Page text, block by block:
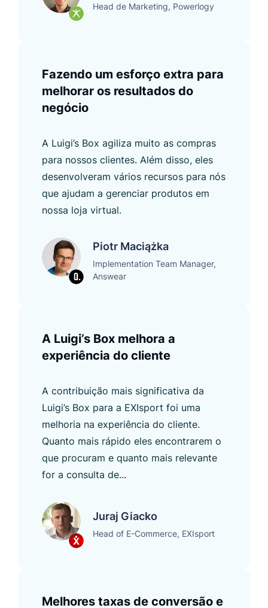
Head de Marketing, Powerlogy
Fazendo um esforço extra para
melhorar os resultados do
negócio
A Luigi’s Box agiliza muito as compras
para nossos clientes. Além disso, eles
desenvolveram vários recursos para nós
que ajudam a gerenciar produtos em
nossa loja virtual.
Piotr Maciążka
Implementation Team Manager,
Answear
A Luigi’s Box melhora a
experiência do cliente
A contribuição mais significativa da
Luigi’s Box para a EXIsport foi uma
melhoria na experiência do cliente.
Quanto mais rápido eles encontrarem o
que procuram e quanto mais relevante
for a consulta de...
Juraj Giacko
Head of E-Commerce, EXIsport
Melhores taxas de conversão e